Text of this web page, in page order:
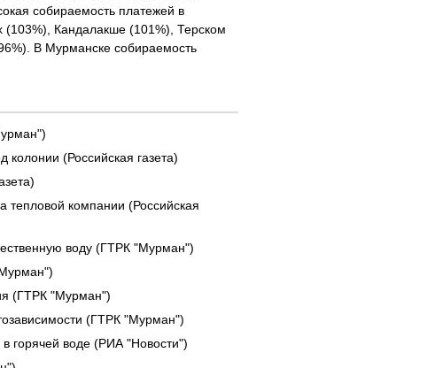
собираемость платежей в
(103%), Кандалакше (101%), Терском
В Мурманске собираемость
колонии (Российская газета)
тепловой компании (Российская
воду (ГТРК "Мурман")
(ГТРК "Мурман")
(ГТРК "Мурман")
горячей воде (РИА "Новости")